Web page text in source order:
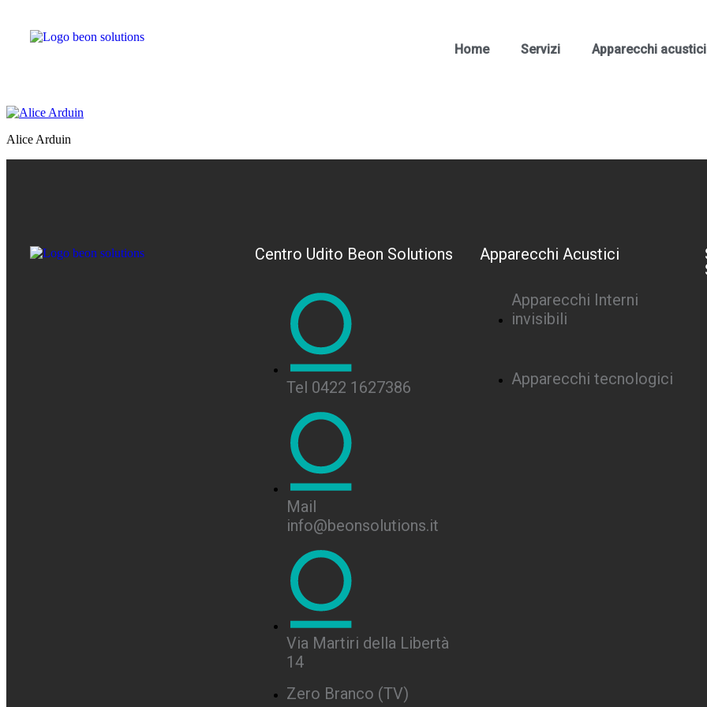
Home Servizi Apparecchi acustici
Alice Arduin
Centro Udito Beon Solutions
Tel 0422 1627386
Mail
info@beonsolutions.it
Via Martiri della Libertà
14
Zero Branco (TV)
Apparecchi Acustici
Apparecchi Interni
invisibili
Apparecchi tecnologici